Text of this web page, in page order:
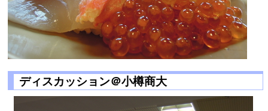
ディスカッション＠小樽商大